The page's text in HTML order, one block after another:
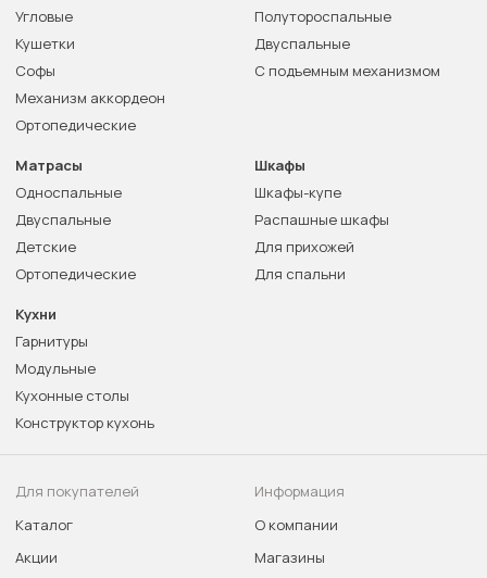
Угловые
Кушетки
Софы
Механизм аккордеон
Ортопедические
Полутороспальные
Двуспальные
С подъемным механизмом
Матрасы
Односпальные
Двуспальные
Детские
Ортопедические
Шкафы
Шкафы-купе
Распашные шкафы
Для прихожей
Для спальни
Кухни
Гарнитуры
Модульные
Кухонные столы
Конструктор кухонь
Для покупателей
Каталог
Акции
Информация
О компании
Магазины